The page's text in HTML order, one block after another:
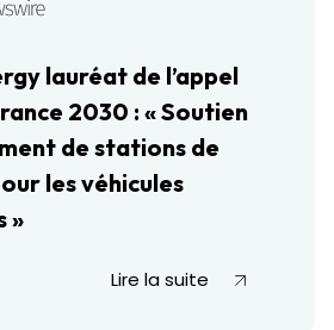
lauréat de l’appel
2030 : « Soutien
de stations de
les véhicules
»
Lire la suite